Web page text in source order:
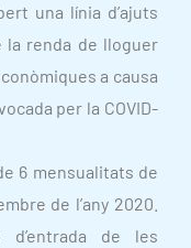
una línia d’ajuts
la renda de lloguer
a causa
per la COVID-
6 mensualitats de
de l’any 2020.
d’entrada de les